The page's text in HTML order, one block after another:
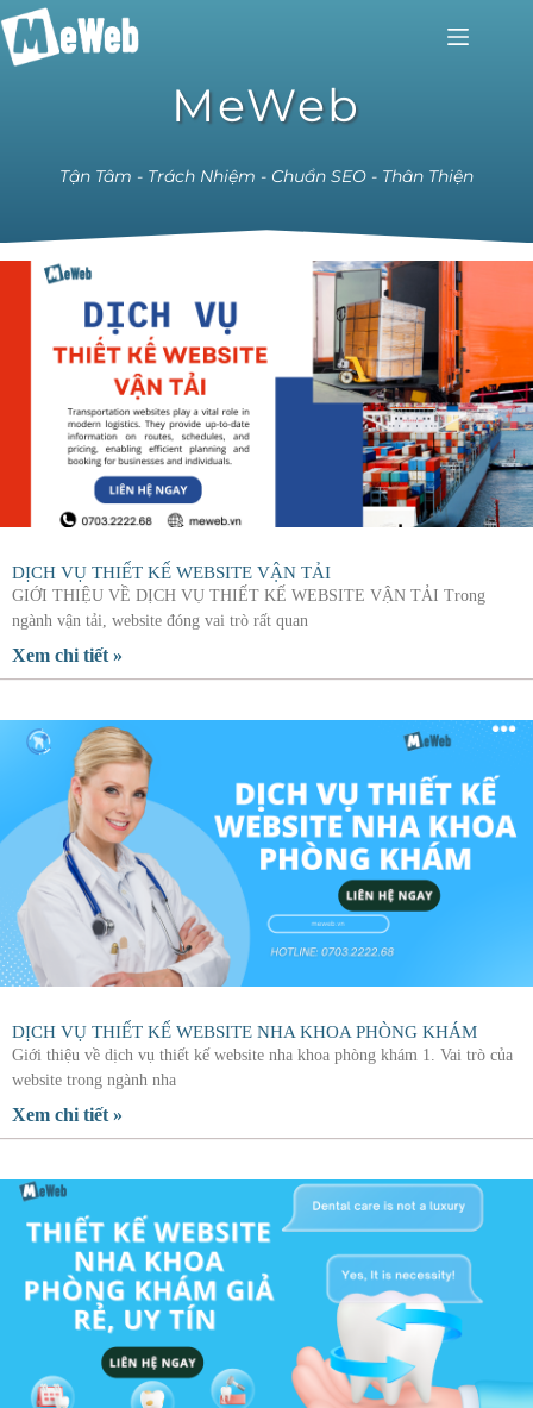
MeWeb
Tận Tâm - Trách Nhiệm - Chuẩn SEO - Thân Thiện
DỊCH VỤ THIẾT KẾ WEBSITE VẬN TẢI
GIỚI THIỆU VỀ DỊCH VỤ THIẾT KẾ WEBSITE VẬN TẢI Trong
ngành vận tải, website đóng vai trò rất quan
Xem chi tiết »
DỊCH VỤ THIẾT KẾ WEBSITE NHA KHOA PHÒNG KHÁM
Giới thiệu về dịch vụ thiết kế website nha khoa phòng khám 1. Vai trò của
website trong ngành nha
Xem chi tiết »